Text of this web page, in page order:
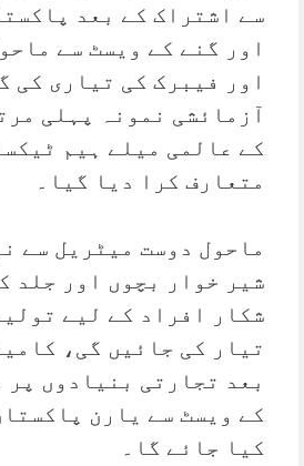
سے اشتراک کے بعد
اور گنے کے ویسٹ سے
اور فیبرک کی تیاری کی
آزمائشی نمونہ پہلی
کے عالمی میلے ہیم
متعارف کرا دیا گیا۔
ماحول دوست میٹریل سے
شیر خوار بچوں اور جلد
شکار افراد کے لیے
تیار کی جائیں گی،
بعد تجارتی بنیادوں پر
کے ویسٹ سے یارن
کیا جائے گا۔